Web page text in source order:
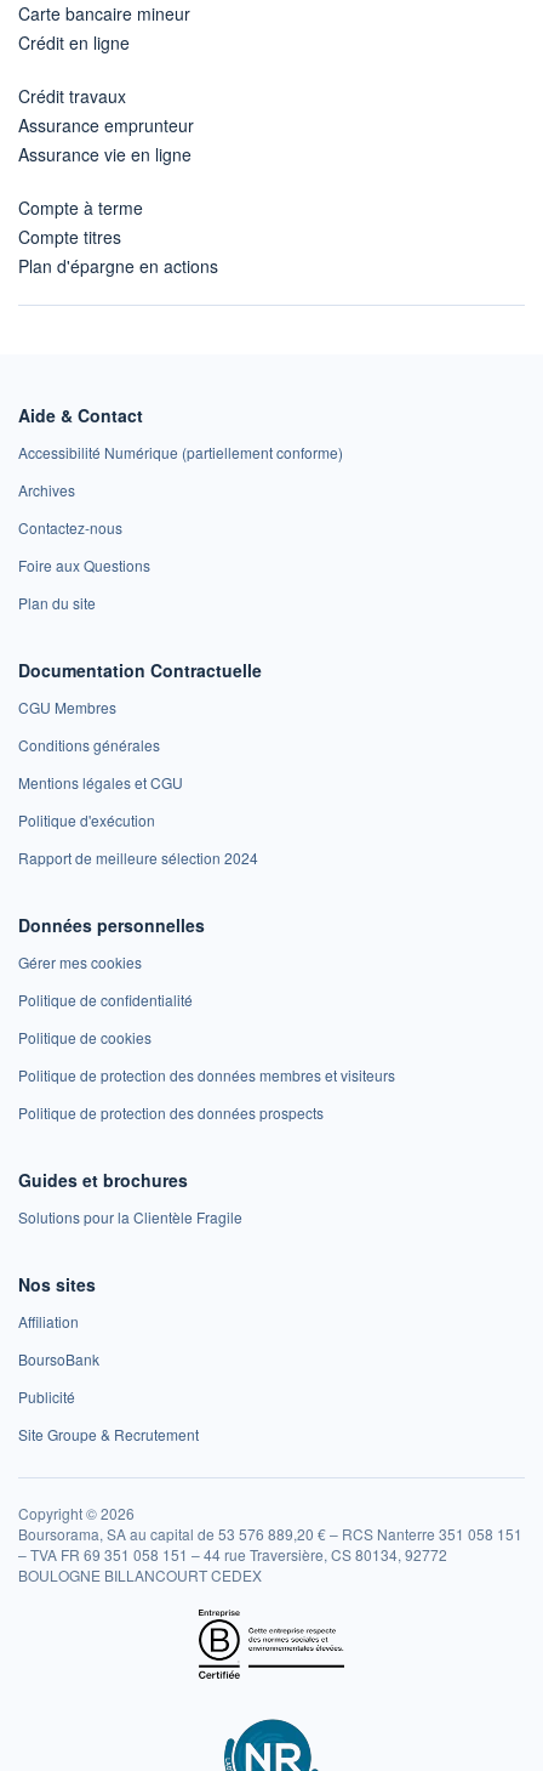
Carte bancaire mineur
Crédit en ligne
Crédit travaux
Assurance emprunteur
Assurance vie en ligne
Compte à terme
Compte titres
Plan d'épargne en actions
Aide & Contact
Accessibilité Numérique (partiellement conforme)
Archives
Contactez-nous
Foire aux Questions
Plan du site
Documentation Contractuelle
CGU Membres
Conditions générales
Mentions légales et CGU
Politique d'exécution
Rapport de meilleure sélection 2024
Données personnelles
Gérer mes cookies
Politique de confidentialité
Politique de cookies
Politique de protection des données membres et visiteurs
Politique de protection des données prospects
Guides et brochures
Solutions pour la Clientèle Fragile
Nos sites
Affiliation
BoursoBank
Publicité
Site Groupe & Recrutement
Copyright © 2026
Boursorama, SA au capital de 53 576 889,20 € – RCS Nanterre 351 058 151
– TVA FR 69 351 058 151 – 44 rue Traversière, CS 80134, 92772
BOULOGNE BILLANCOURT CEDEX